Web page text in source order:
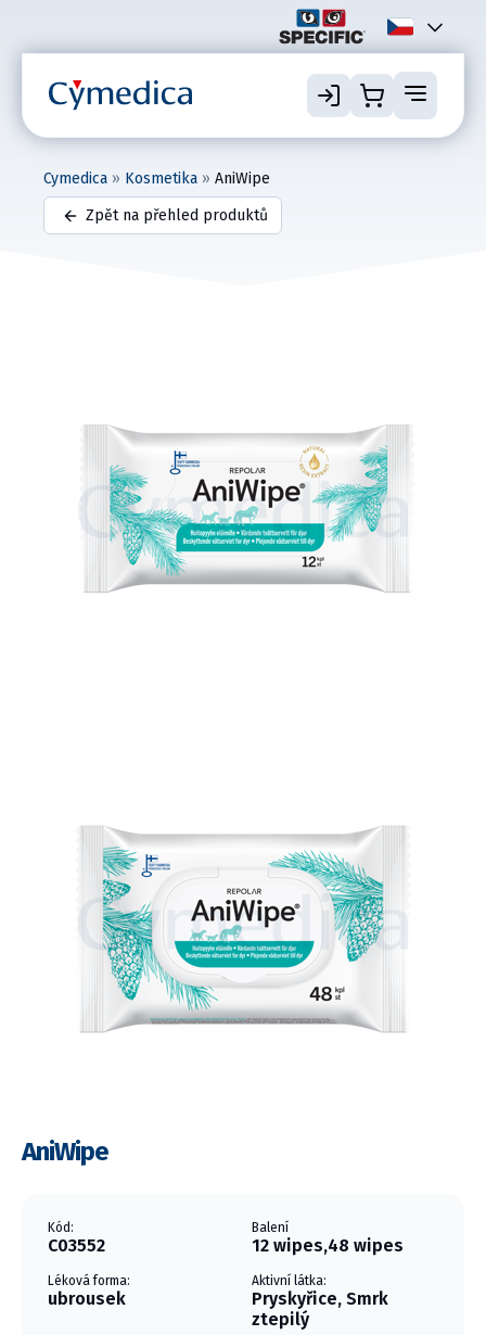
Cymedica » Kosmetika » AniWipe
Zpět na přehled produktů
AniWipe
Kód:
C03552
Balení
12 wipes,48 wipes
Léková forma:
ubrousek
Aktivní látka:
Pryskyřice, Smrk
ztepilý